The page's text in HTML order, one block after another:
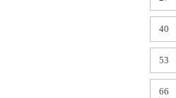
40
53
66